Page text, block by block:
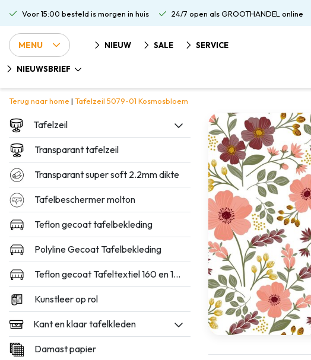
Voor 15:00 besteld is morgen in huis 24/7 open als GROOTHANDEL online
MENU NIEUW SALE SERVICE
NIEUWSBRIEF
Terug naar home | Tafelzeil 5079-01 Kosmosbloem
Tafelzeil
Transparant tafelzeil
Transparant super soft 2.2mm dikte
Tafelbeschermer molton
Teflon gecoat tafelbekleding
Polyline Gecoat Tafelbekleding
Teflon gecoat Tafeltextiel 160 en 180cm breed
Kunstleer op rol
Kant en klaar tafelkleden
Damast papier